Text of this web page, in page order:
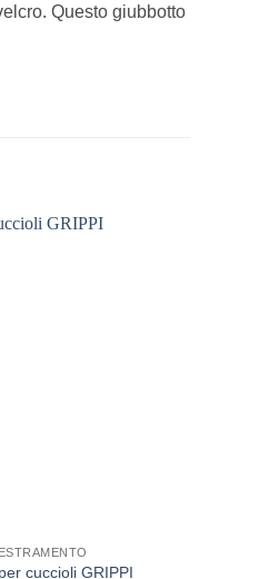
Questo giubbotto
cuccioli GRIPPI